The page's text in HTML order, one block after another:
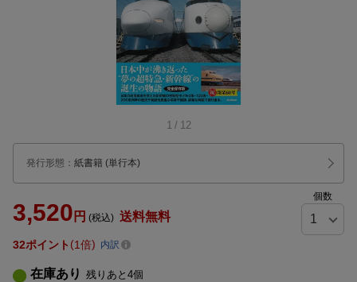
1 / 12
発行形態 ： 紙書籍 (単行本)
3,520 円 (税込) 送料無料
個数
32ポイント 1倍 内訳
在庫あり 残りあと 4個